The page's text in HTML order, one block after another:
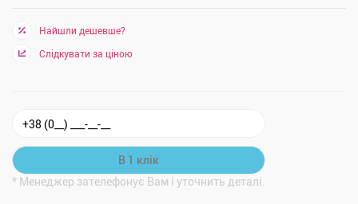
Найшли дешевше?
Слідкувати за ціною
* Менеджер зателефонує Вам і уточнить деталі.